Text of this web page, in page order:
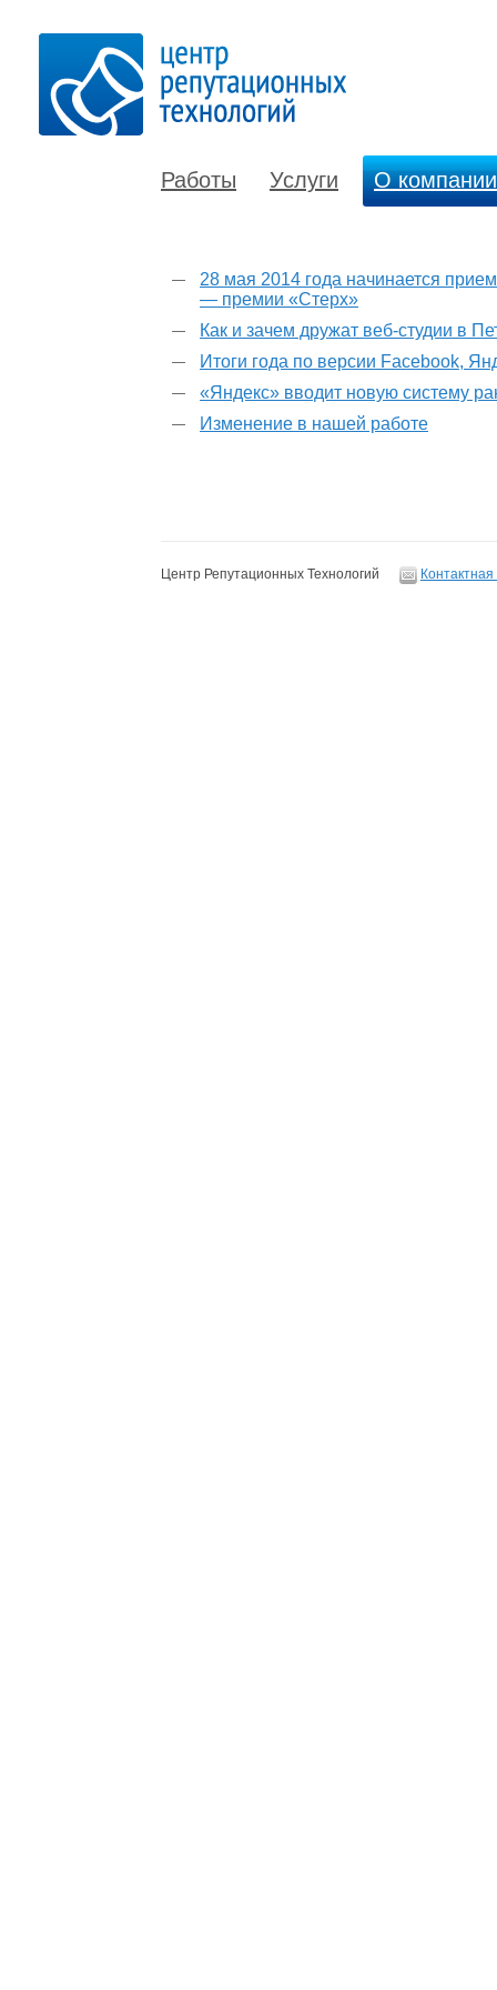
Работы Услуги О компании
28 мая 2014 года начинается
— премии «Стерх»
Как и зачем дружат веб-студии в
Итоги года по версии Facebook,
«Яндекс» вводит новую систему
Изменение в нашей работе
Центр Репутационных Технологий